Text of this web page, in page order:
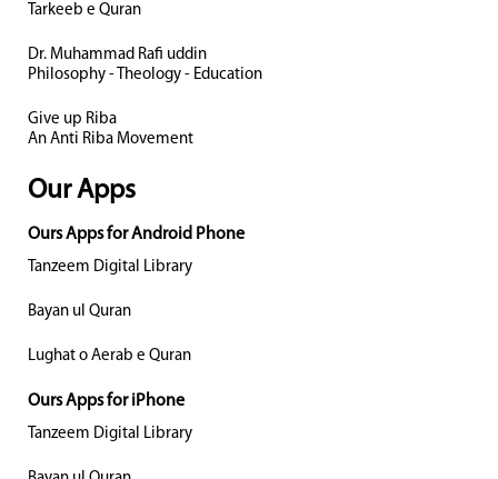
Tarkeeb e Quran
Dr. Muhammad Rafi uddin
Philosophy - Theology - Education
Give up Riba
An Anti Riba Movement
Our Apps
Ours Apps for Android Phone
Tanzeem Digital Library
Bayan ul Quran
Lughat o Aerab e Quran
Ours Apps for iPhone
Tanzeem Digital Library